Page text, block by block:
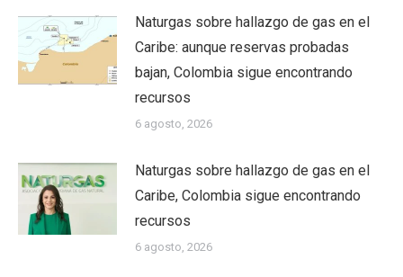
Naturgas sobre hallazgo de gas en el
Caribe: aunque reservas probadas
bajan, Colombia sigue encontrando
recursos
6 agosto, 2026
Naturgas sobre hallazgo de gas en el
Caribe, Colombia sigue encontrando
recursos
6 agosto, 2026